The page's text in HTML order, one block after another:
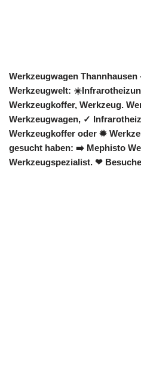
Werkzeugwagen Thannhausen
Werkzeugwelt:
Werkzeugkoffer, Werkzeug.
Werkzeugwagen, ✓
Werkzeugkoffer oder ✹
gesucht haben: ➡️ Mephisto
Werkzeugspezialist. ❤